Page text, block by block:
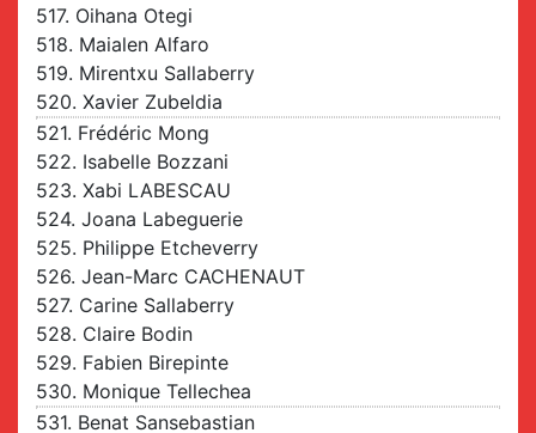
517. Oihana Otegi
518. Maialen Alfaro
519. Mirentxu Sallaberry
520. Xavier Zubeldia
521. Frédéric Mong
522. Isabelle Bozzani
523. Xabi LABESCAU
524. Joana Labeguerie
525. Philippe Etcheverry
526. Jean-Marc CACHENAUT
527. Carine Sallaberry
528. Claire Bodin
529. Fabien Birepinte
530. Monique Tellechea
531. Benat Sansebastian